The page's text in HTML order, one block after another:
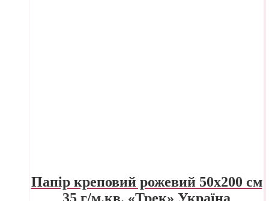
Папір креповий рожевий 50х200 см
35 г/м.кв. «Трек» Україна